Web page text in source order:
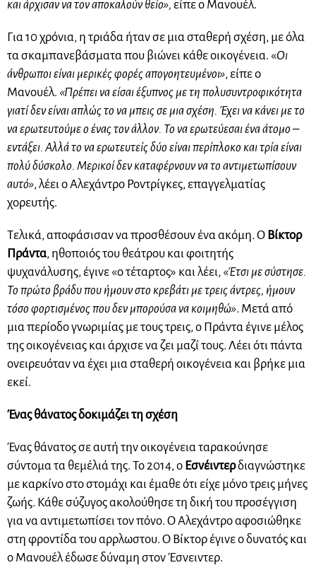
και άρχισαν να τον αποκαλούν θείο», είπε ο Μανουέλ.
Για 10 χρόνια, η τριάδα ήταν σε μια σταθερή σχέση, με όλα
τα σκαμπανεβάσματα που βιώνει κάθε οικογένεια. «Οι
άνθρωποι είναι μερικές φορές απογοητευμένοι», είπε ο
Μανουέλ. «Πρέπει να είσαι έξυπνος με τη πολυσυντροφικότητα
γιατί δεν είναι απλώς το να μπεις σε μια σχέση. Έχει να κάνει με το
να ερωτευτούμε ο ένας τον άλλον. Το να ερωτεύεσαι ένα άτομο –
εντάξει. Αλλά το να ερωτευτείς δύο είναι περίπλοκο και τρία είναι
πολύ δύσκολο. Μερικοί δεν καταφέρνουν να το αντιμετωπίσουν
αυτό», λέει ο Αλεχάντρο Ροντρίγκες, επαγγελματίας
χορευτής.
Τελικά, αποφάσισαν να προσθέσουν ένα ακόμη. Ο Βίκτορ
Πράντα, ηθοποιός του θεάτρου και φοιτητής
ψυχανάλυσης, έγινε «ο τέταρτος» και λέει, «Έτσι με σύστησε.
Το πρώτο βράδυ που ήμουν στο κρεβάτι με τρεις άντρες, ήμουν
τόσο φορτισμένος που δεν μπορούσα να κοιμηθώ». Μετά από
μια περίοδο γνωριμίας με τους τρεις, ο Πράντα έγινε μέλος
της οικογένειας και άρχισε να ζει μαζί τους. Λέει ότι πάντα
ονειρευόταν να έχει μια σταθερή οικογένεια και βρήκε μια
εκεί.
Ένας θάνατος δοκιμάζει τη σχέση
Ένας θάνατος σε αυτή την οικογένεια ταρακούνησε
σύντομα τα θεμέλιά της. Το 2014, ο Εσνέιντερδιαγνώστηκε
με καρκίνο στο στομάχι και έμαθε ότι είχε μόνο τρεις μήνες
ζωής. Κάθε σύζυγος ακολούθησε τη δική του προσέγγιση
για να αντιμετωπίσει τον πόνο. Ο Αλεχάντρο αφοσιώθηκε
στη φροντίδα του αρρλωστου. Ο Βίκτορ έγινε ο δυνατός και
ο Μανουέλ έδωσε δύναμη στον Έσνειντερ.